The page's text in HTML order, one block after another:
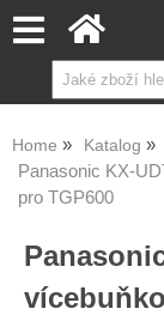
Home Katalog
Panasonic KX-
pro TGP600